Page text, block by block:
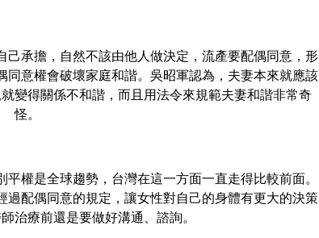
承擔，自然不該由他人做決定，流產要配偶同意，形
意權會破壞家庭和諧。吳昭軍認為，夫妻本來就應該
變得關係不和諧，而且用法令來規範夫妻和諧非常奇
怪。
權是全球趨勢，台灣在這一方面一直走得比較前面。
配偶同意的規定，讓女性對自己的身體有更大的決策
治療前還是要做好溝通、諮詢。